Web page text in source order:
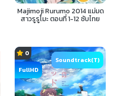
Majimoji Rurumo 2014 แม่มด
สาวรูรูโมะ ตอนที่ 1-12 ซับไทย
0
FullHD
Soundtrack(T)